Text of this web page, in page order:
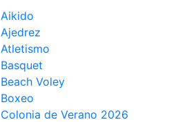
Aikido
Ajedrez
Atletismo
Basquet
Beach Voley
Boxeo
Colonia de Verano 2026